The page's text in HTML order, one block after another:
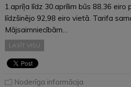
1.aprīļa līdz 30.aprīlim būs 88,36 eiro
līdzšinējo 92,98 eiro vietā. Tarifa
Mājsaimniecībām…
LASĪT VISU
Noderīga informācija